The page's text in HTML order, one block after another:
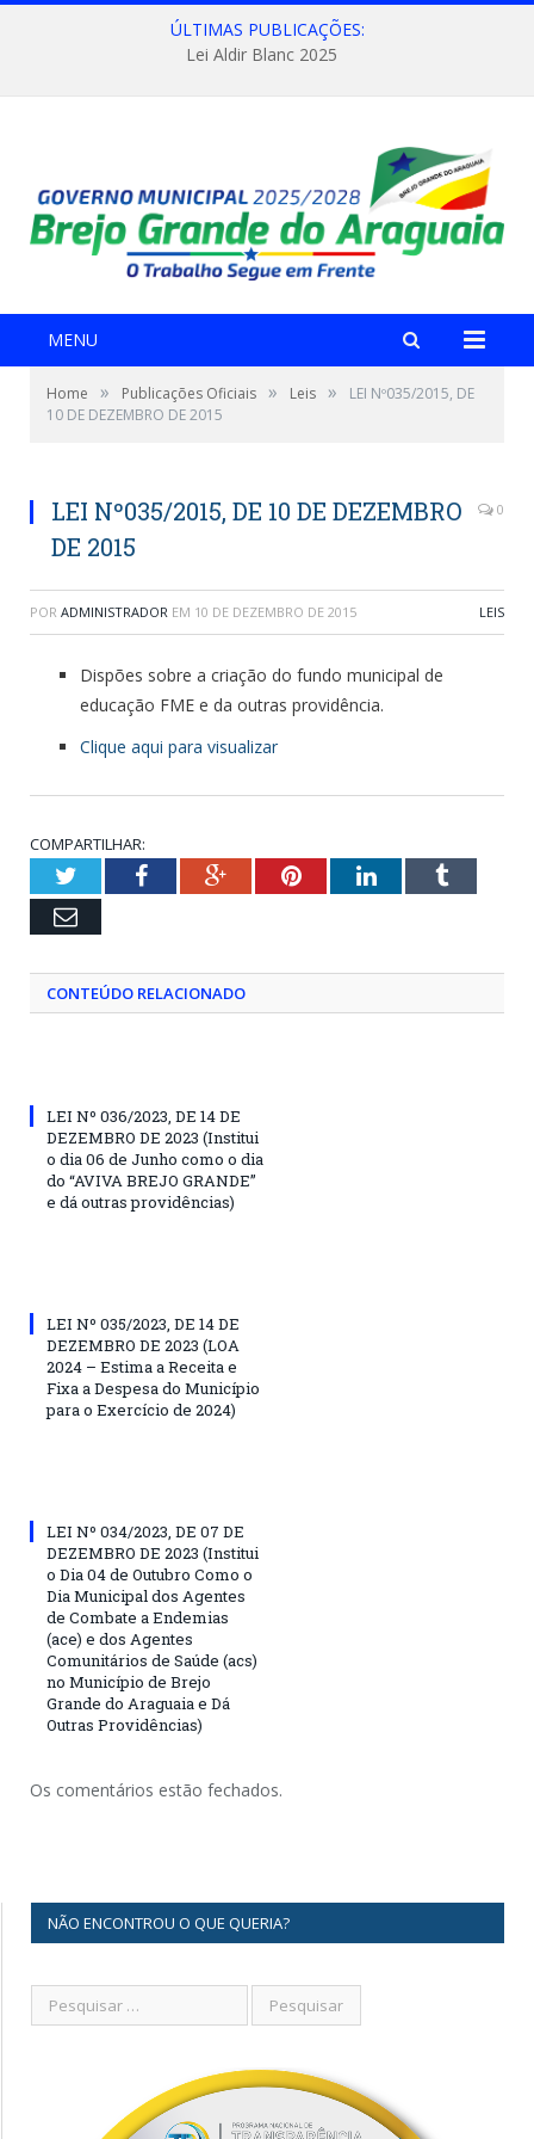
ÚLTIMAS PUBLICAÇÕES:
Lei Aldir Blanc 2025
MENU
Home » Publicações Oficiais » Leis »
LEI Nº035/2015, DE
10 DE DEZEMBRO DE 2015
LEI Nº035/2015, DE 10 DE DEZEMBRO
DE 2015
0
POR ADMINISTRADOR EM 10 DE DEZEMBRO DE 2015 LEIS
Dispões sobre a criação do fundo municipal de
educação FME e da outras providência.
Clique aqui para visualizar
COMPARTILHAR:
TwitterFacebookGoogle+PinterestLinkedInTumblr
Email
CONTEÚDO RELACIONADO
LEI Nº 036/2023, DE 14 DE
DEZEMBRO DE 2023 (Institui
o dia 06 de Junho como o dia
do “AVIVA BREJO GRANDE”
e dá outras providências)
LEI Nº 035/2023, DE 14 DE
DEZEMBRO DE 2023 (LOA
2024 – Estima a Receita e
Fixa a Despesa do Município
para o Exercício de 2024)
LEI Nº 034/2023, DE 07 DE
DEZEMBRO DE 2023 (Institui
o Dia 04 de Outubro Como o
Dia Municipal dos Agentes
de Combate a Endemias
(ace) e dos Agentes
Comunitários de Saúde (acs)
no Município de Brejo
Grande do Araguaia e Dá
Outras Providências)
Os comentários estão fechados.
NÃO ENCONTROU O QUE QUERIA?